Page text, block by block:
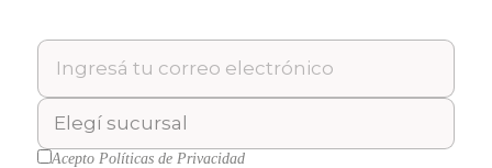
¿Quiénes Somos?
Conocé Diarco Club
Acepto Políticas de Privacidad